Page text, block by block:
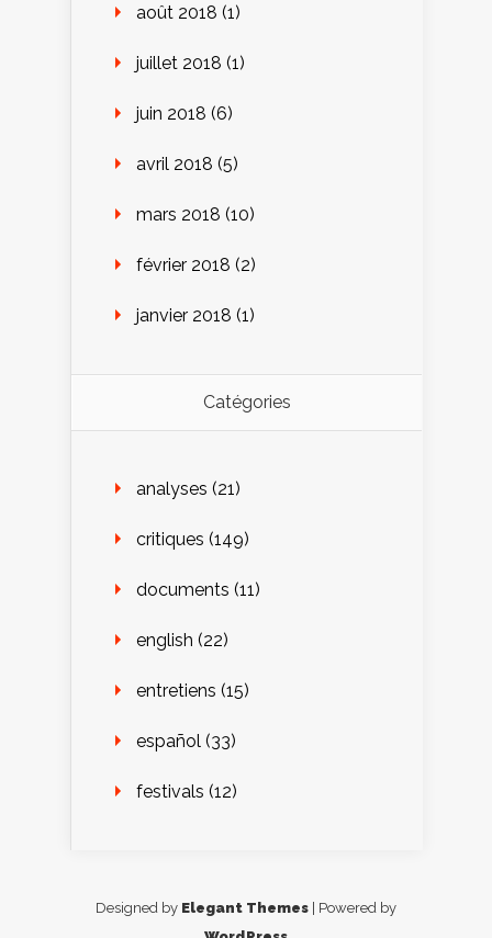
août 2018 (1)
juillet 2018 (1)
juin 2018 (6)
avril 2018 (5)
mars 2018 (10)
février 2018 (2)
janvier 2018 (1)
Catégories
analyses (21)
critiques (149)
documents (11)
english (22)
entretiens (15)
español (33)
festivals (12)
Designed by Elegant Themes | Powered by